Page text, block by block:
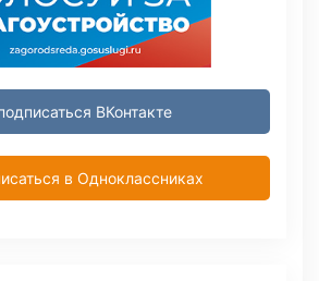
ВКонтакте
в Одноклассниках